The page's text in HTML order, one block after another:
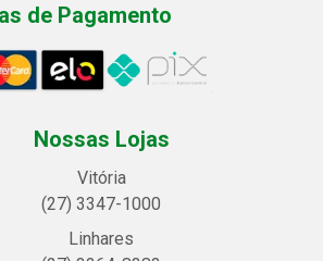
de Pagamento
Nossas Lojas
Vitória
(27) 3347-1000
Linhares